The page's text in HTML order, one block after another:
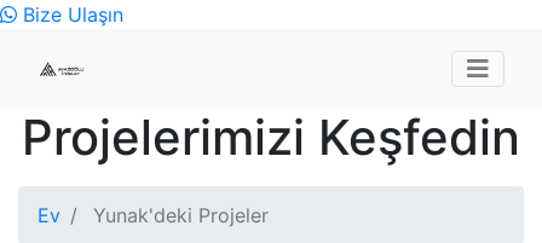
Bize Ulaşın
Projelerimizi Keşfedin
Ev Yunak'deki Projeler